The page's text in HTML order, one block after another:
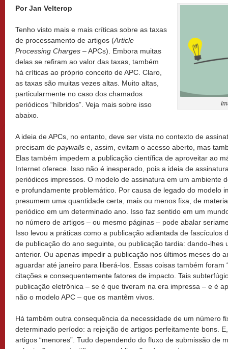
Por Jan Velterop
Tenho visto mais e mais críticas sobre as taxas
de processamento de artigos (Article
Processing Charges – APCs). Embora muitas
delas se refiram ao valor das taxas, também
há críticas ao próprio conceito de APC. Claro,
as taxas são muitas vezes altas. Muito altas,
particularmente no caso dos chamados
periódicos “híbridos”. Veja mais sobre isso
abaixo.
A ideia de APCs, no entanto, deve ser vista no contexto de
precisam de paywalls e, assim, evitam o acesso aberto, mas
Elas também impedem a publicação científica de aproveitar ao
Internet oferece. Isso não é inesperado, pois a ideia de
periódicos impressos. O modelo de assinatura em um ambiente
e profundamente problemático. Por causa de legado do modelo
presumem uma quantidade certa, mais ou menos fixa, de
periódico em um determinado ano. Isso faz sentido em um
no número de artigos – ou mesmo páginas – pode abalar
Isso levou a práticas como a publicação adiantada de fascículos
de publicação do ano seguinte, ou publicação tardia: dando-lhes
anterior. Ou apenas impedir a publicação nos últimos meses do
aguardar até janeiro para liberá-los. Essas coisas também foram
citações e consequentemente fatores de impacto. Tais
publicação eletrônica – se é que tiveram na era impressa – e é
não o modelo APC – que os mantêm vivos.
Há também outra consequência da necessidade de um número
determinado período: a rejeição de artigos perfeitamente bons.
artigos “menores”. Tudo dependendo do fluxo de submissão de